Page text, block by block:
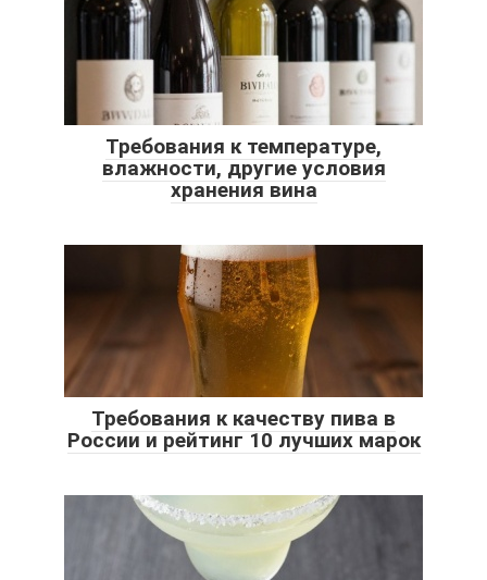
Требования к температуре,
влажности, другие условия
хранения вина
Требования к качеству пива в
России и рейтинг 10 лучших марок